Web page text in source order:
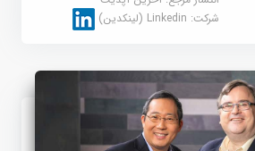
شرکت:Linkedin (لینکدین)